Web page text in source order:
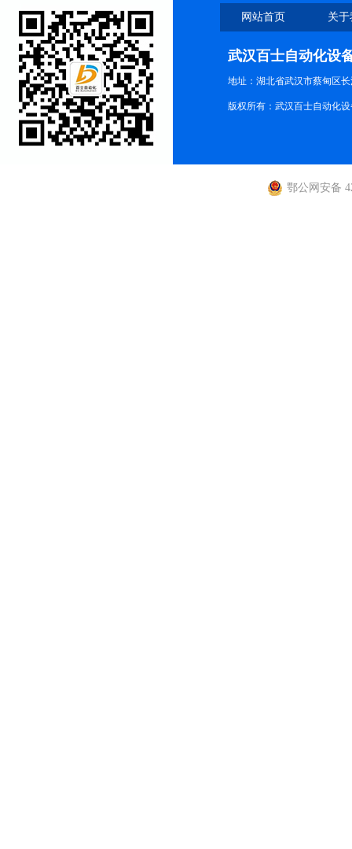
网站首页 关
武汉百士自动化设
地址：湖北省武汉市蔡甸区
版权所有：武汉百士自动化
鄂公网安备